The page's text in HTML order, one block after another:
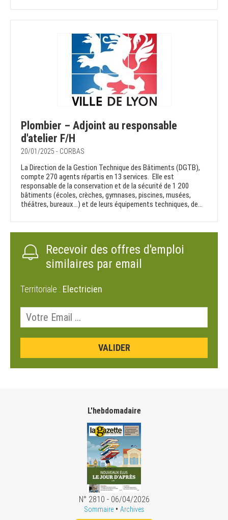
Plombier – Adjoint au responsable
d'atelier F/H
20/01/2025 - CORBAS
La Direction de la Gestion Technique des Bâtiments (DGTB),
compte 270 agents répartis en 13 services. Elle est
responsable de la conservation et de la sécurité de 1 200
bâtiments (écoles, crèches, gymnases, piscines, musées,
théâtres, bureaux…) et de leurs équipements techniques, de...
Recevoir des offres d'emploi
similaires par email
Territoriale : Electricien
L'hebdomadaire
N° 2810 - 06/04/2026
Sommaire • Archives